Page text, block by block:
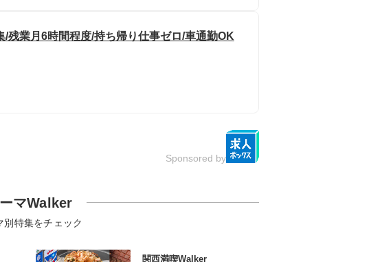
残業月6時間程度/持ち帰り仕事ゼロ/車通勤OK
Sponsored by
マWalker
別特集をチェック
関西満喫Walker